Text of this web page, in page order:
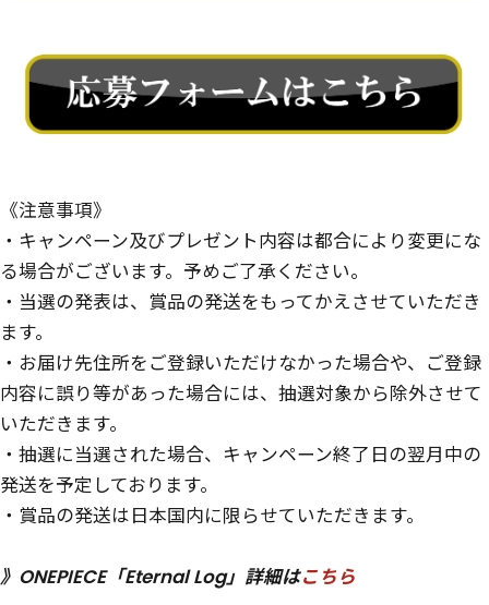
《注意事項》
・キャンペーン及びプレゼント内容は都合により変更にな
る場合がございます。予めご了承ください。
・当選の発表は、賞品の発送をもってかえさせていただき
ます。
・お届け先住所をご登録いただけなかった場合や、ご登録
内容に誤り等があった場合には、抽選対象から除外させて
いただきます。
・抽選に当選された場合、キャンペーン終了日の翌月中の
発送を予定しております。
・賞品の発送は日本国内に限らせていただきます。
》ONEPIECE「Eternal Log」詳細はこちら